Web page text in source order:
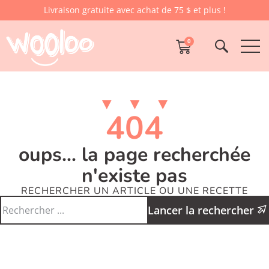
Livraison gratuite avec achat de 75 $ et plus !
0
404
oups... la page recherchée
n'existe pas
RECHERCHER UN ARTICLE OU UNE RECETTE
Lancer la rechercher